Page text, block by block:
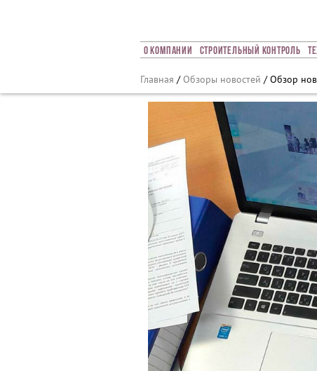
О Компании Строительный Контроль
Главная /Обзоры новостей / Обзор